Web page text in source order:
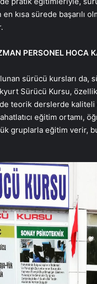
kısa sürede başarılı
PERSONEL HOCA
sürücü kursları
Sürücü Kursu,
teorik derslerde
eğitim ortamı,
gruplarla eğitim verir,